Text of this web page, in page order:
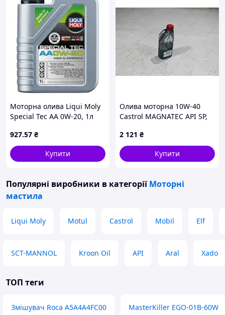
Моторна олива Liqui Moly
Special Tec AA 0W-20, 1л
927.57 ₴
Купити
Олива моторна 10W-40
Castrol MAGNATEC API SP,
00, 5 л, н/синт.
2 121 ₴
Купити
Популярні виробники в категорії Моторні
мастила
Liqui Moly Motul Castrol Mobil Elf
SCT-MANNOL Kroon Oil API Aral Xado
ТОП теги
Змішувач Roca A5A4A4FC00 MasterKiller EGO-01B-60W